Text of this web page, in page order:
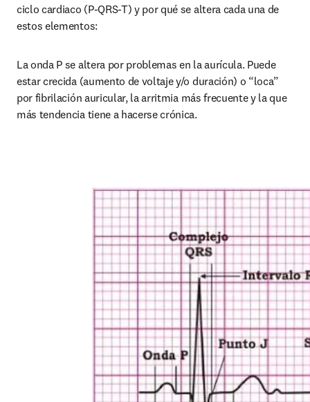
ciclo cardiaco (P-QRS-T) y por qué se altera cada una de
estos elementos:
La onda P se altera por problemas en la aurícula. Puede
estar crecida (aumento de voltaje y/o duración) o “loca”
por fibrilación auricular, la arritmia más frecuente y la que
más tendencia tiene a hacerse crónica.